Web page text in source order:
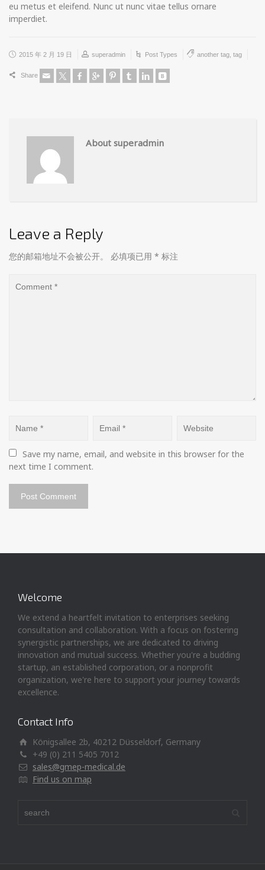
eu metus et eleifend. Nunc ut nunc vitae tellus ornare
imperdiet.
2015 年 2 月 19 日 superadmin Post Types another tag tag
Share
About superadmin
Leave a Reply
您的邮箱地址不会被公开。 必填项已用 * 标注
Save my name, email, and website in this browser for the
next time I comment.
Welcome
We extend a heartfelt invitation to enterprises seeking
consultation and collaboration. With a focus on fostering
synergistic partnerships, we are dedicated to driving
innovation and mutual success. Whether you're a budding
startup, an established corporation, or a nonprofit
organization, we're here to support your journey towards
excellence.
Contact Info
Königsallee 2b, 40212 Düsseldorf, Germany
+49 (0) 211 5405 7012
sales@gmep-medical.de
Find us on map